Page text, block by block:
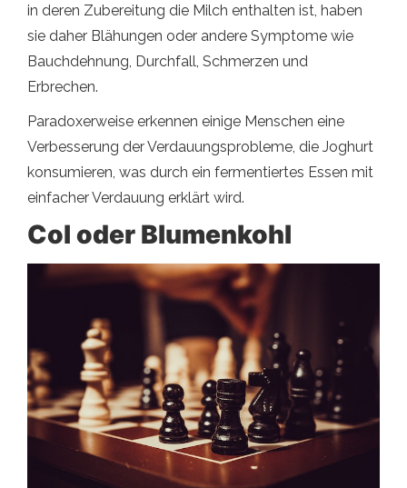
in deren Zubereitung die Milch enthalten ist, haben
sie daher Blähungen oder andere Symptome wie
Bauchdehnung, Durchfall, Schmerzen und
Erbrechen.
Paradoxerweise erkennen einige Menschen eine
Verbesserung der Verdauungsprobleme, die Joghurt
konsumieren, was durch ein fermentiertes Essen mit
einfacher Verdauung erklärt wird.
Col oder Blumenkohl